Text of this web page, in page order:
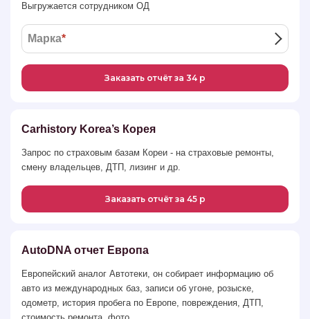
Выгружается сотрудником ОД
Марка*
Заказать отчёт за 34 р
Carhistory Korea’s Корея
Запрос по страховым базам Кореи - на страховые ремонты,
смену владельцев, ДТП, лизинг и др.
Заказать отчёт за 45 р
AutoDNA отчет Европа
Европейский аналог Автотеки, он собирает информацию об
авто из международных баз, записи об угоне, розыске,
одометр, история пробега по Европе, повреждения, ДТП,